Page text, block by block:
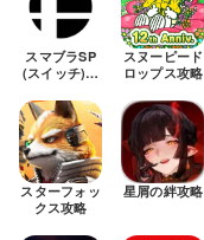
スマブラSP
(スイッチ)攻
スヌーピード
ロップス攻略
スターフォッ
クス攻略
星屑の絆攻略